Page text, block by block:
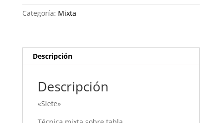
Categoría: Mixta
Descripción
Descripción
«Siete»